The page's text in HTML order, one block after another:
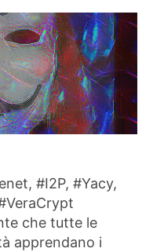
#I2P, #Yacy,
che tutte le
apprendano i